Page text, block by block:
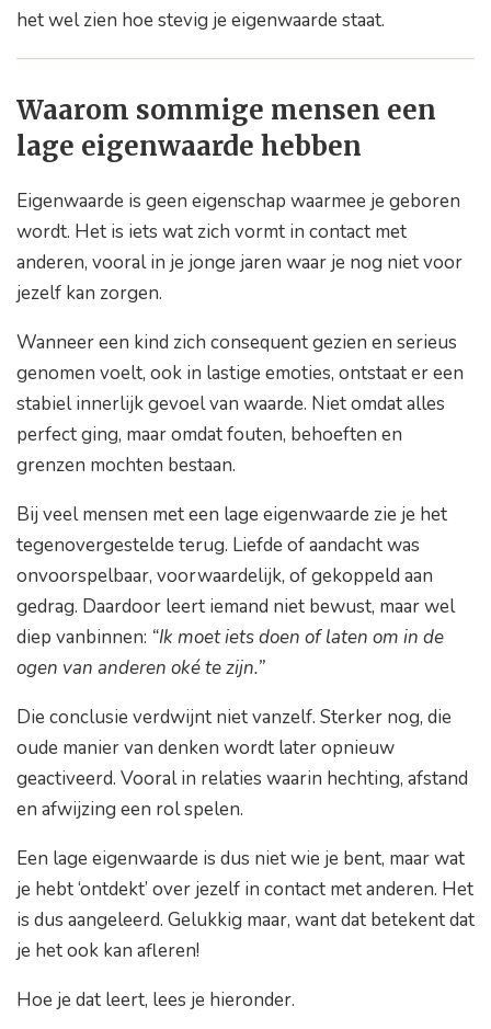
het wel zien hoe stevig je eigenwaarde staat.
Waarom sommige mensen een
lage eigenwaarde hebben
Eigenwaarde is geen eigenschap waarmee je geboren
wordt. Het is iets wat zich vormt in contact met
anderen, vooral in je jonge jaren waar je nog niet voor
jezelf kan zorgen.
Wanneer een kind zich consequent gezien en serieus
genomen voelt, ook in lastige emoties, ontstaat er een
stabiel innerlijk gevoel van waarde. Niet omdat alles
perfect ging, maar omdat fouten, behoeften en
grenzen mochten bestaan.
Bij veel mensen met een lage eigenwaarde zie je het
tegenovergestelde terug. Liefde of aandacht was
onvoorspelbaar, voorwaardelijk, of gekoppeld aan
gedrag. Daardoor leert iemand niet bewust, maar wel
diep vanbinnen: “Ik moet iets doen of laten om in de
ogen van anderen oké te zijn.”
Die conclusie verdwijnt niet vanzelf. Sterker nog, die
oude manier van denken wordt later opnieuw
geactiveerd. Vooral in relaties waarin hechting, afstand
en afwijzing een rol spelen.
Een lage eigenwaarde is dus niet wie je bent, maar wat
je hebt ‘ontdekt’ over jezelf in contact met anderen. Het
is dus aangeleerd. Gelukkig maar, want dat betekent dat
je het ook kan afleren!
Hoe je dat leert, lees je hieronder.